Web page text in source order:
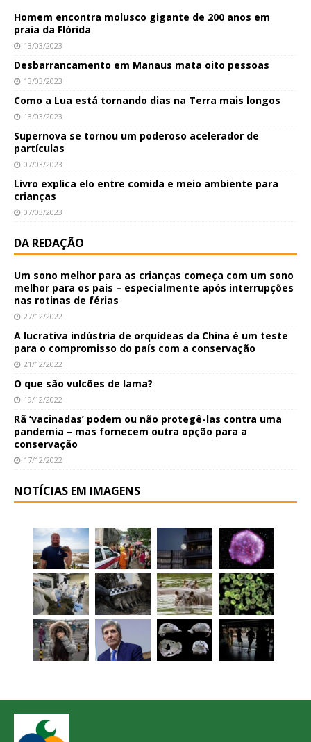
Homem encontra molusco gigante de 200 anos em
praia da Flórida
13/03/2023
Desbarrancamento em Manaus mata oito pessoas
13/03/2023
Como a Lua está tornando dias na Terra mais longos
13/03/2023
Supernova se tornou um poderoso acelerador de
partículas
07/03/2023
Livro explica elo entre comida e meio ambiente para
crianças
07/03/2023
DA REDAÇÃO
Um sono melhor para as crianças começa com um sono
melhor para os pais – especialmente após interrupções
nas rotinas de férias
27/12/2022
A lucrativa indústria de orquídeas da China é um teste
para o compromisso do país com a conservação
21/12/2022
O que são vulcões de lama?
19/12/2022
Rã ‘vacinadas’ podem ou não protegê-las contra uma
pandemia – mas fornecem outra opção para a
conservação
17/12/2022
NOTÍCIAS EM IMAGENS